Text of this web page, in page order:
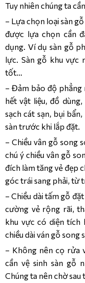
Tuy nhiên chúng ta
– Lựa chọn loại sàn
được lựa chọn cần
dụng. Ví dụ sàn gỗ
lực. Sàn gỗ khu vực
tốt…
– Đảm bảo độ phẳng
hết vật liệu, đồ
sạch cát sạn, bụi
sàn trước khi lắp đặt.
– Chiều vân gỗ song
chú ý chiều vân gỗ
đích làm tăng vẻ đẹp
góc trái sang phải, từ
– Chiều dài tấm gỗ
cường vẻ rộng rãi,
khu vực có diện tích
chiều dài ván gỗ song
– Không nên cọ rửa
cần vệ sinh sàn gỗ
Chúng ta nên chờ sau